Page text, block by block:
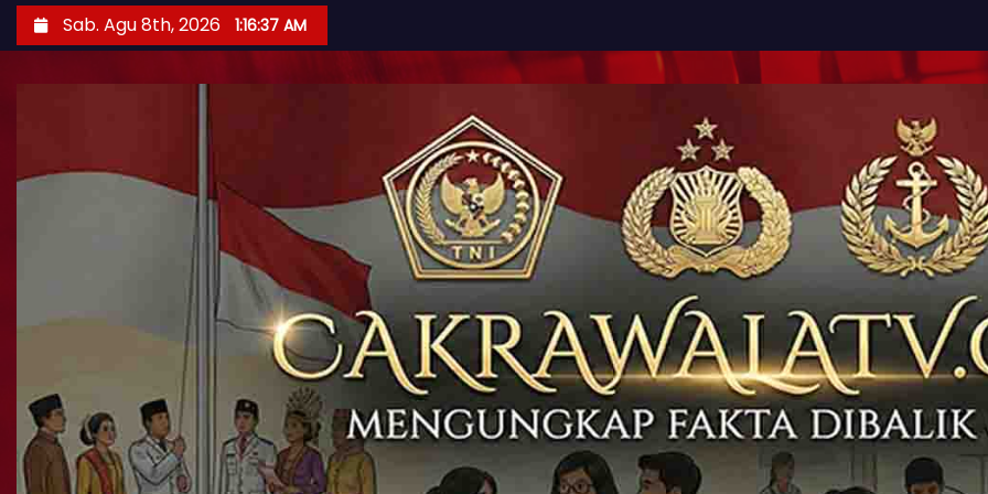
Sab. Agu 8th, 2026 1:16:39 AM